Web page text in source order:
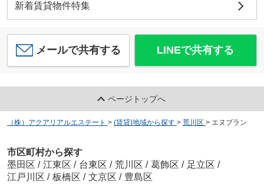
新着賃貸物件特集
メールで共有する LINEで共有する
ページトップへ
（株）アクアリアルエステート > (賃貸)地域から探す > 荒川区 > エヌブラン
市区町村から探す
墨田区 / 江東区 / 台東区 / 荒川区 / 葛飾区 / 足立区 /
江戸川区 / 板橋区 / 文京区 / 豊島区